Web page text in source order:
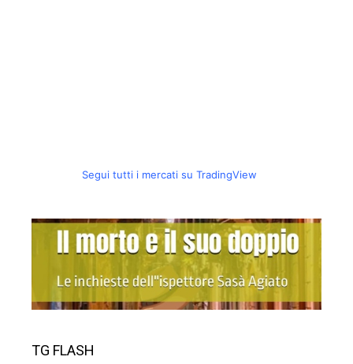
Segui tutti i mercati su TradingView
TG FLASH